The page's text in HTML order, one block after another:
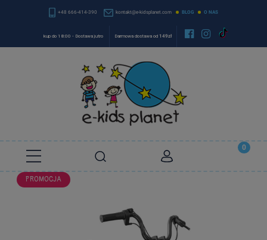
+48 666-414-390 kontakt@e-kidsplanet.com BLOG O NAS
kup do 18:00 - Dostawa jutro Darmowa dostawa od 149zł  
PROMOCJA